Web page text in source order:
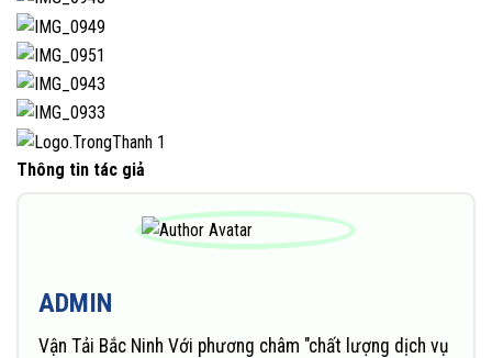
Thông tin tác giả
ADMIN
Vận Tải Bắc Ninh Với phương châm "chất lượng dịch vụ